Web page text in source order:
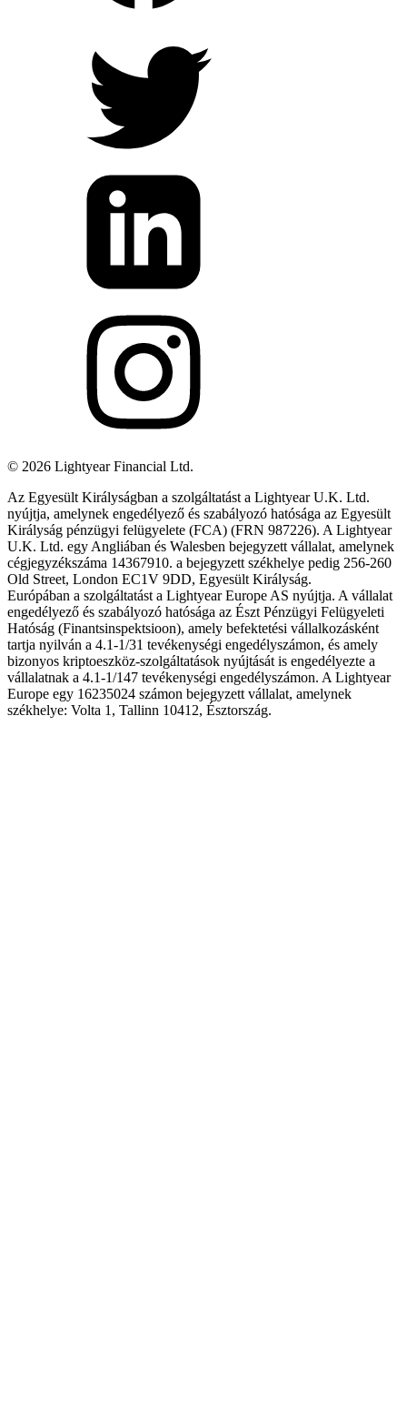
© 2026 Lightyear Financial Ltd.
Az Egyesült Királyságban a szolgáltatást a Lightyear U.K. Ltd.
nyújtja, amelynek engedélyező és szabályozó hatósága az Egyesült
Királyság pénzügyi felügyelete (FCA) (FRN 987226). A Lightyear
U.K. Ltd. egy Angliában és Walesben bejegyzett vállalat, amelynek
cégjegyzékszáma 14367910. a bejegyzett székhelye pedig 256-260
Old Street, London EC1V 9DD, Egyesült Királyság.
Európában a szolgáltatást a Lightyear Europe AS nyújtja. A vállalat
engedélyező és szabályozó hatósága az Észt Pénzügyi Felügyeleti
Hatóság (Finantsinspektsioon), amely befektetési vállalkozásként
tartja nyilván a 4.1-1/31 tevékenységi engedélyszámon, és amely
bizonyos kriptoeszköz-szolgáltatások nyújtását is engedélyezte a
vállalatnak a 4.1-1/147 tevékenységi engedélyszámon. A Lightyear
Europe egy 16235024 számon bejegyzett vállalat, amelynek
székhelye: Volta 1, Tallinn 10412, Észtország.